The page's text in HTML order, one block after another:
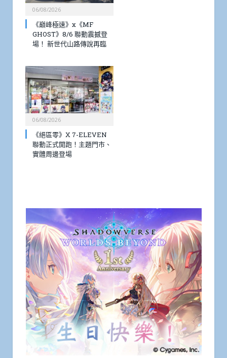
06/08/2026
《巔峰極速》x《MF
GHOST》8/6 聯動震撼登
場！ 新世代山路傳說再臨
06/08/2026
《絕區零》X 7-ELEVEN
聯動正式開跑！主題門市、
實體周邊登場